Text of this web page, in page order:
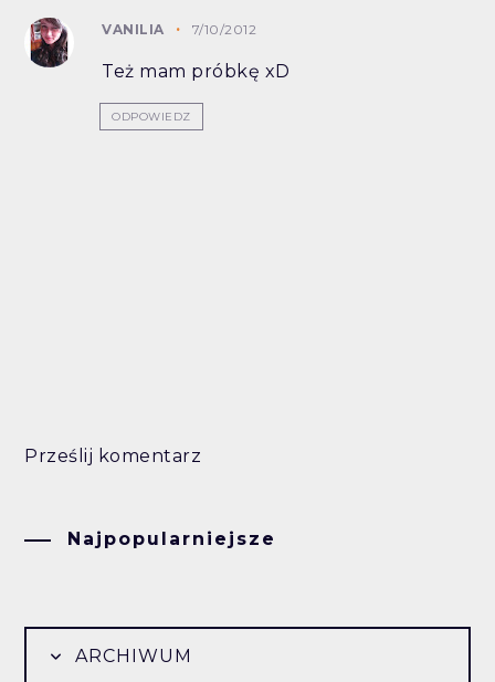
VANILIA 7/10/2012
Też mam próbkę xD
ODPOWIEDZ
Prześlij komentarz
Najpopularniejsze
ARCHIWUM